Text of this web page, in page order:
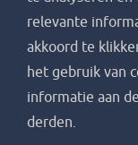
relevante
akkoord te
het gebruik van
informatie aan
derden.